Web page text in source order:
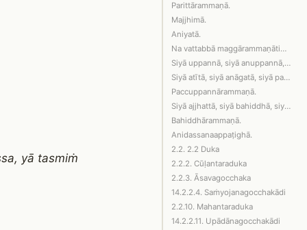
Parittārammaṇā.
Majjhimā.
Aniyatā.
Na vattabbā maggārammaṇātipi, maggahe…
Siyā uppannā, siyā anuppannā, na vatt…
Siyā atītā, siyā anāgatā, siyā paccup…
Paccuppannārammaṇā.
Siyā ajjhattā, siyā bahiddhā, siyā aj…
Bahiddhārammaṇā.
Anidassanaappaṭighā.
2.2. 2.2 Duka
2.2.2. Cūḷantaraduka
2.2.3. Āsavagocchaka
14.2.2.4. Saṁyojanagocchakādi
2.2.10. Mahantaraduka
14.2.2.11. Upādānagocchakādi
yā tasmiṁ